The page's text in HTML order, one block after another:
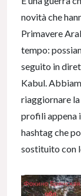
novità che
Primavere
tempo:
seguito in
Kabul.
riaggiornare
profili appena
hashtag che
sostituito con